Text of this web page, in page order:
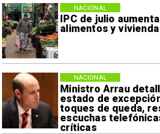
IPC de julio
alimentos y vivienda
NACIONAL
Ministro Arrau
estado de
toques de queda,
escuchas
críticas
NACIONAL